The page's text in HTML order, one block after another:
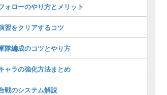
ォローのやり方とメリット
習をクリアするコツ
隊編成のコツとやり方
ャラの強化方法まとめ
戦のシステム解説